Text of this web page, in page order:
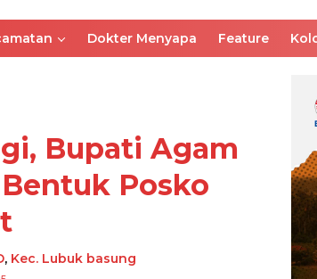
Dokter Menyapa Feature
Bupati Agam
Posko
, Kec. Lubuk basung